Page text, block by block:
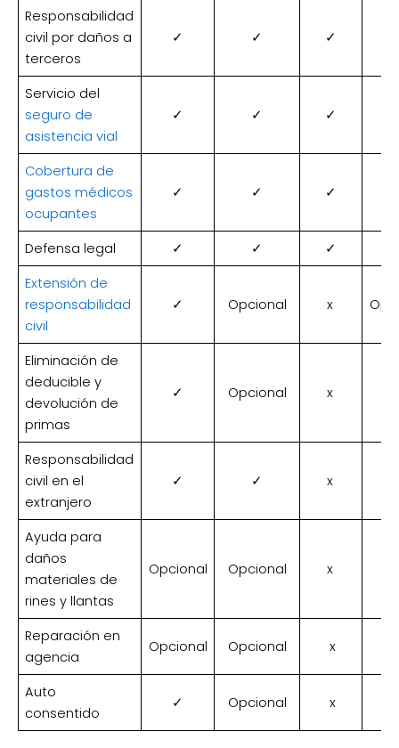
Responsabilidad
civil por daños a
terceros
✓ ✓ ✓
Servicio del
seguro de
asistencia vial
✓ ✓ ✓
Cobertura de
gastos médicos
ocupantes
✓ ✓ ✓
Defensa legal ✓ ✓ ✓
Extensión de
responsabilidad
civil
✓ Opcional x
Eliminación de
deducible y
devolución de
primas
✓ Opcional x
Responsabilidad
civil en el
extranjero
✓ ✓ x
Ayuda para
daños
materiales de
rines y llantas
Opcional Opcional x
Reparación en
agencia
Opcional Opcional x
Auto
consentido
✓ Opcional x